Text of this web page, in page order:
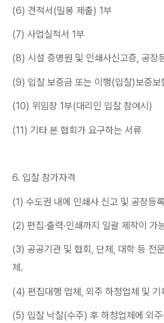
(6) 견적서(밀봉 제출) 1부
(7) 사업실적서 1부
(8) 시설 증명원 및 인쇄사신고증, 공장
(9) 입찰 보증금 또는 이행(입찰)보증보
(10) 위임장 1부(대리인 입찰 참여시 )
(11) 기타 본 협회가 요구하는 서류
6. 입찰 참가자격
(1) 수도권 내에 인쇄사 신고 및 공장등
(2) 편집·출력·인쇄까지 일괄 제작이 가
(3) 공공기관 및 협회 , 단체 , 대학 등 전
체 .
(4) 편집대행 업체 외주 하청업체 및
(5) 입찰 낙찰(수주) 후 하청업체에 외